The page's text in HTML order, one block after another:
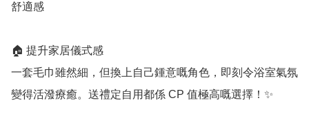
舒適感
🏠 提升家居儀式感
一套毛巾雖然細，但換上自己鍾意嘅角色，即刻令浴室氣氛
變得活潑療癒。送禮定自用都係 CP 值極高嘅選擇！✨